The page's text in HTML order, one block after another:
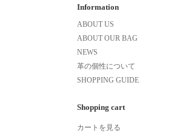
Information
ABOUT US
ABOUT OUR BAG
NEWS
革の個性について
SHOPPING GUIDE
Shopping cart
カートを見る